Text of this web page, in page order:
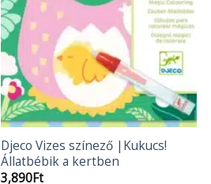
Djeco Vizes színező |Kukucs!
Állatbébik a kertben
3,890Ft